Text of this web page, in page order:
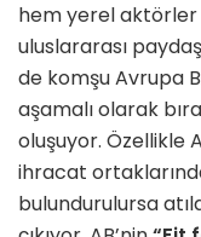
hem yerel aktörler
uluslararası
de komşu Avrupa
aşamalı olarak
oluşuyor. Özellikle
ihracat
bulundurulursa